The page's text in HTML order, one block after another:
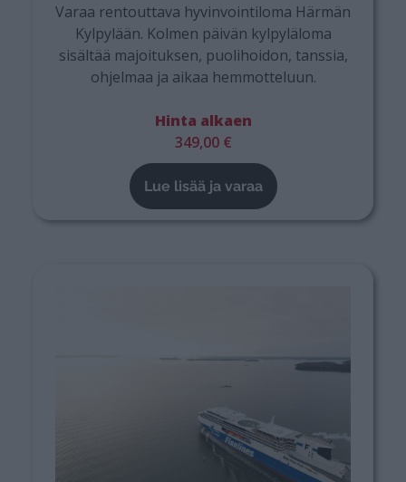
Varaa rentouttava hyvinvointiloma Härmän
Kylpylään. Kolmen päivän kylpyläloma
sisältää majoituksen, puolihoidon, tanssia,
ohjelmaa ja aikaa hemmotteluun.
Hinta alkaen
349,00 €
Lue lisää ja varaa